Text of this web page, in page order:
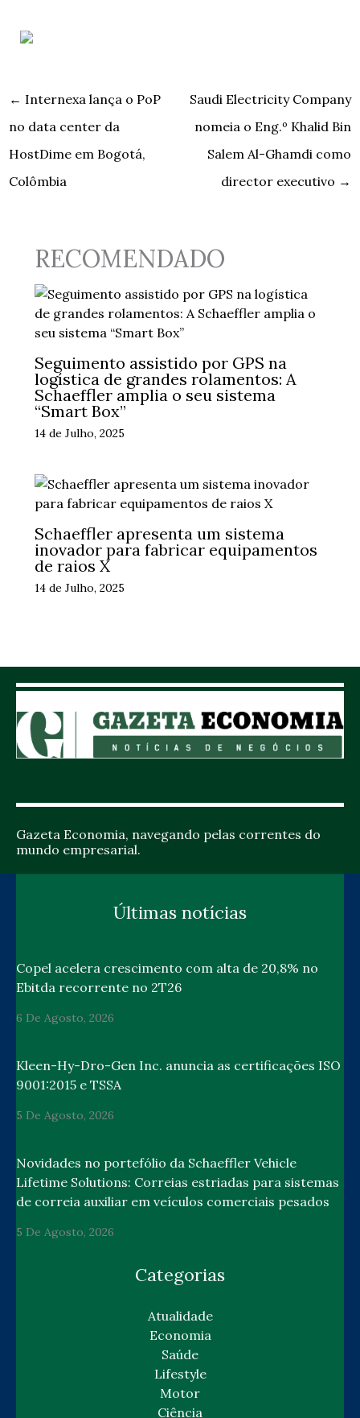
← Internexa lança o PoP
no data center da
HostDime em Bogotá,
Colômbia
Saudi Electricity Company
nomeia o Eng.º Khalid Bin
Salem Al-Ghamdi como
director executivo →
RECOMENDADO
Seguimento assistido por GPS na
logística de grandes rolamentos: A
Schaeffler amplia o seu sistema
“Smart Box”
14 de Julho, 2025
Schaeffler apresenta um sistema
inovador para fabricar equipamentos
de raios X
14 de Julho, 2025
Gazeta Economia, navegando pelas correntes do
mundo empresarial.
Últimas notícias
Copel acelera crescimento com alta de 20,8% no
Ebitda recorrente no 2T26
6 De Agosto, 2026
Kleen-Hy-Dro-Gen Inc. anuncia as certificações ISO
9001:2015 e TSSA
5 De Agosto, 2026
Novidades no portefólio da Schaeffler Vehicle
Lifetime Solutions: Correias estriadas para sistemas
de correia auxiliar em veículos comerciais pesados
5 De Agosto, 2026
Categorias
Atualidade
Economia
Saúde
Lifestyle
Motor
Ciência